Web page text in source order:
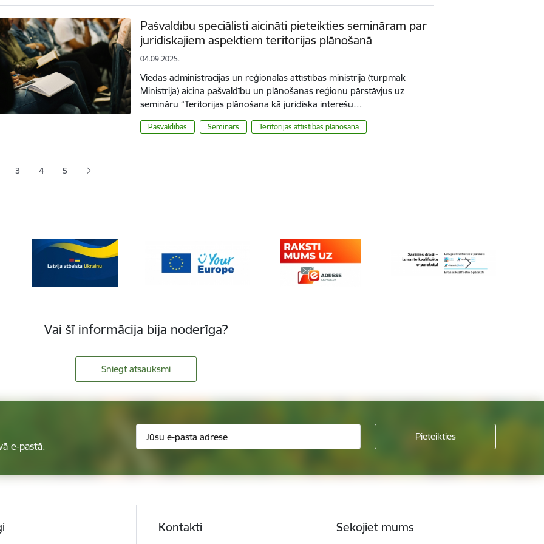
Pašvaldību speciālisti aicināti pieteikties semināram par
juridiskajiem aspektiem teritorijas plānošanā
04.09.2025.
Viedās administrācijas un reģionālās attīstības ministrija (turpmāk –
Ministrija) aicina pašvaldību un plānošanas reģionu pārstāvjus uz
semināru “Teritorijas plānošana kā juridiska interešu…
Pašvaldības Seminārs Teritorijas attīstības plānošana
lapaLapa
3 Lapa
4 Lapa
5
Vai šī informācija bija noderīga?
Sniegt atsauksmi
e-pastā.
Kontakti Sekojiet mums